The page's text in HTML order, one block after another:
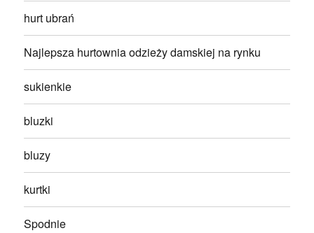
hurt ubrań
Najlepsza hurtownia odzieży damskiej na rynku
sukienkie
bluzki
bluzy
kurtki
Spodnie